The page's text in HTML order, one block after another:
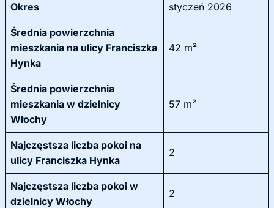
Okres styczeń 2026
Średnia powierzchnia
mieszkania na ulicy Franciszka
Hynka
42 m²
Średnia powierzchnia
mieszkania w dzielnicy
Włochy
57 m²
Najczęstsza liczba pokoi na
ulicy Franciszka Hynka
2
Najczęstsza liczba pokoi w
dzielnicy Włochy
2